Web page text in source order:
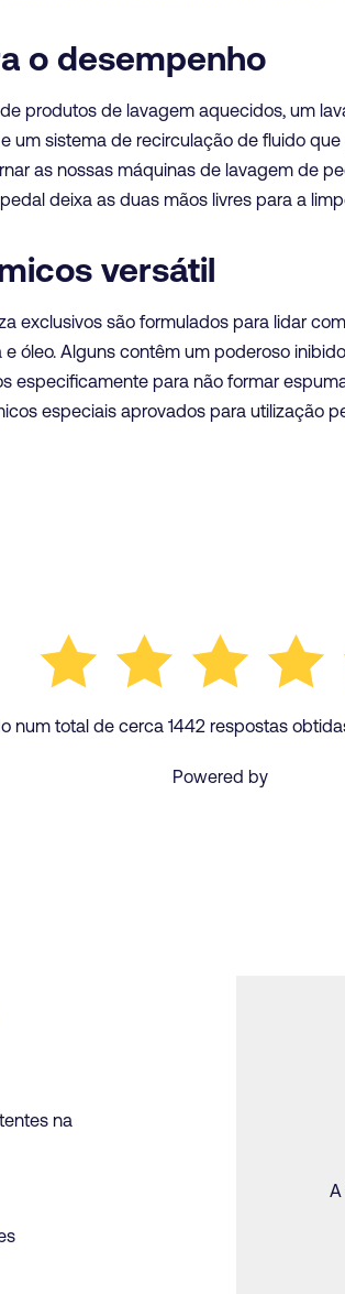
o desempenho
produtos de lavagem aquecidos, um
um sistema de recirculação de fluido
as nossas máquinas de lavagem de
deixa as duas mãos livres para a
versátil
exclusivos são formulados para lidar
óleo. Alguns contêm um poderoso
especificamente para não formar
especiais aprovados para utilização
num total de cerca 1442 respostas
Powered by
na
A